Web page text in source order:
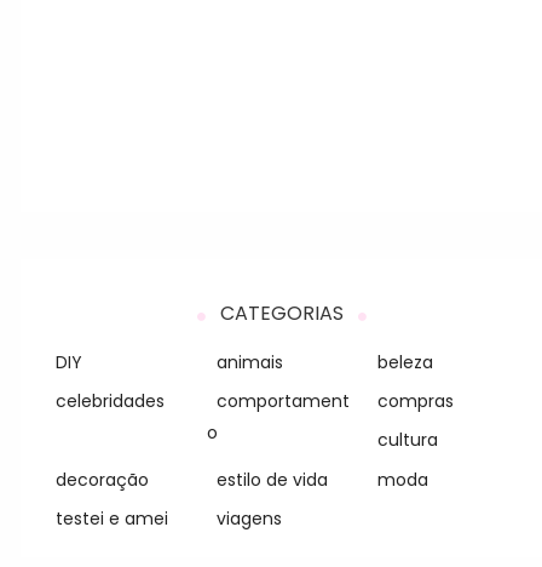
CATEGORIAS
DIY animais
beleza
celebridades
comportament
o
compras
cultura
decoração
estilo de vida
moda
testei e amei
viagens